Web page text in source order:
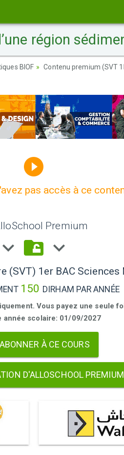
région
BIOF Contenu premium (SVT
pas accès à ce
Premium
(SVT) 1er BAC
150 DIRHAM PAR ANNÉE
Vous payez une seule
année scolaire: 01/09/2027
À CE COURS
D'ALLOSCHOOL PREMIUM